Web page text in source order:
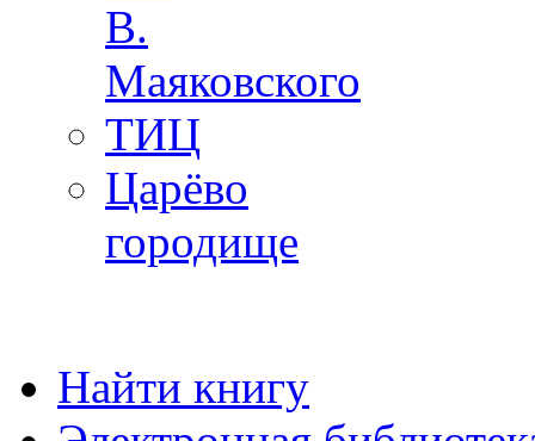
В.
Маяковского
ТИЦ
Царёво
городище
Найти книгу